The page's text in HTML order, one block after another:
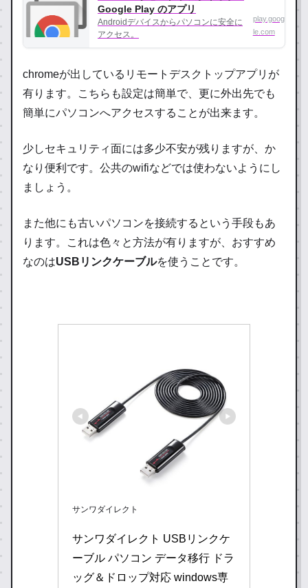
Google Play のアプリ
Androidデバイスからパソコンに安全に
アクセス。
play.goog
le.com
chromeが出しているリモートデスクトップアプリが
有ります。こちらも設定は簡単で、更に外出先でも
簡単にパソコンへアクセスすることが出来ます。
少しセキュリティ面には多少不安が残りますが、か
なり便利です。公共のwifiなどでは使わないようにし
ましょう。
また他にも古いパソコンを接続するという手段もあ
ります。これは色々と方法が有りますが、おすすめ
なのはUSBリンクケーブルを使うことです。
サンワダイレクト
サンワダイレクト USBリンクケ
ーブル パソコン データ移行 ドラ
ッグ＆ドロップ対応 windows専